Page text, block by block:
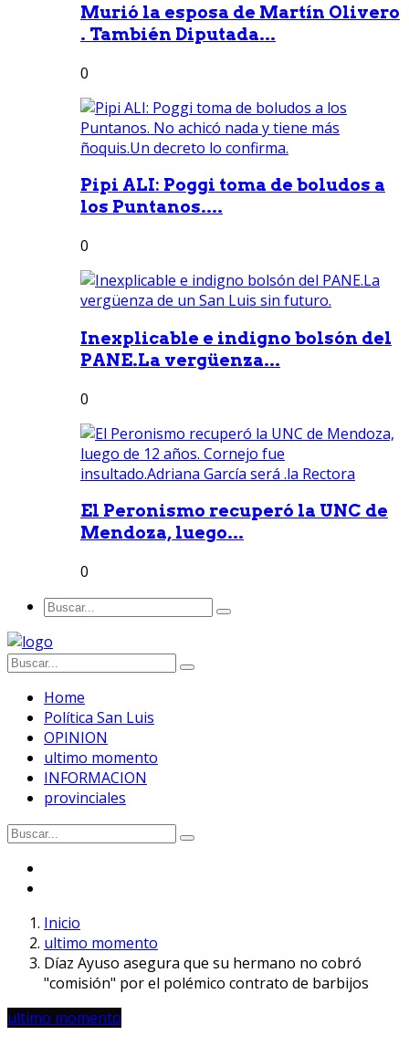
Murió la esposa de Martín Olivero
. También Diputada...
0
Pipi ALI: Poggi toma de boludos a
los Puntanos....
0
Inexplicable e indigno bolsón del
PANE.La vergüenza...
0
El Peronismo recuperó la UNC de
Mendoza, luego...
0
Home
Política San Luis
OPINION
ultimo momento
INFORMACION
provinciales
Inicio
ultimo momento
Díaz Ayuso asegura que su hermano no cobró
"comisión" por el polémico contrato de barbijos
ultimo momento